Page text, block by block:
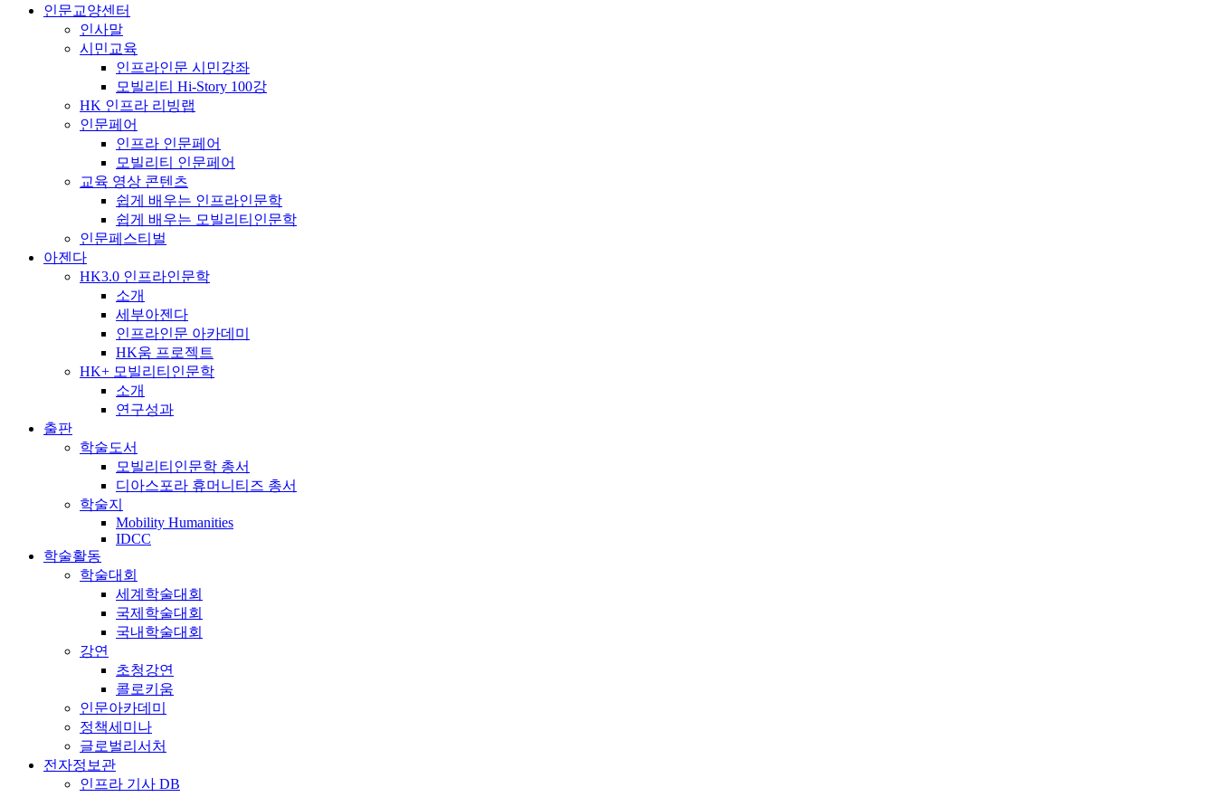
인문교양센터
인사말
시민교육
인프라인문 시민강좌
모빌리티 Hi-Story 100강
HK 인프라 리빙랩
인문페어
인프라 인문페어
모빌리티 인문페어
교육 영상 콘텐츠
쉽게 배우는 인프라인문학
쉽게 배우는 모빌리티인문학
인문페스티벌
아젠다
HK3.0 인프라인문학
소개
세부아젠다
인프라인문 아카데미
HK움 프로젝트
HK+ 모빌리티인문학
소개
연구성과
출판
학술도서
모빌리티인문학 총서
디아스포라 휴머니티즈 총서
학술지
Mobility Humanities
IDCC
학술활동
학술대회
세계학술대회
국제학술대회
국내학술대회
강연
초청강연
콜로키움
인문아카데미
정책세미나
글로벌리서처
전자정보관
인프라 기사 DB